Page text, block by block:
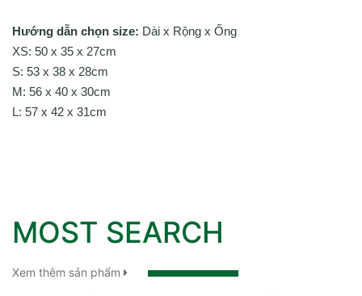
Hướng dẫn chọn size: Dài x Rộng x Ống
XS: 50 x 35 x 27cm
S: 53 x 38 x 28cm
M: 56 x 40 x 30cm
L: 57 x 42 x 31cm
MOST SEARCH
Xem thêm sản phẩm